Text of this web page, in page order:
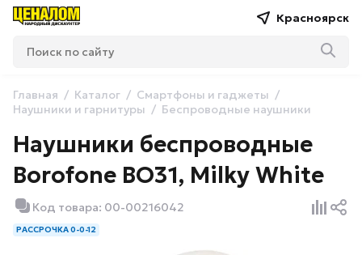
Красноярск
Главная Каталог
Смартфоны и гаджеты
Наушники и гарнитуры
Беспроводные наушники
Наушники беспроводные
Borofone BO31, Milky White
Код товара: 00-00216042
РАССРОЧКА 0-0-12